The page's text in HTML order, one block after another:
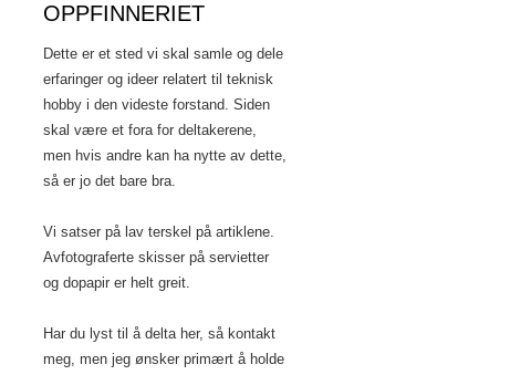
OPPFINNERIET
Dette er et sted vi skal samle og dele
erfaringer og ideer relatert til teknisk
hobby i den videste forstand. Siden
skal være et fora for deltakerene,
men hvis andre kan ha nytte av dette,
så er jo det bare bra.
Vi satser på lav terskel på artiklene.
Avfotograferte skisser på servietter
og dopapir er helt greit.
Har du lyst til å delta her, så kontakt
meg, men jeg ønsker primært å holde